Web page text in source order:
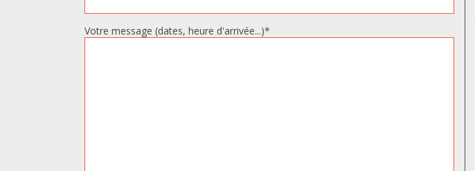
Votre message (dates, heure d'arrivée...)*